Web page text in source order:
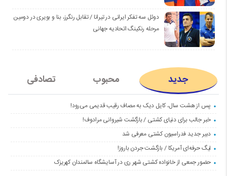
دوئل سه تفکر ایرانی در تیرانا / تقابل رنگرز، بنا و بویری در دومین
مرحله رنکینگ اتحادیه جهانی
جدید محبوب تصادفی
پس از هشت سال، کایل دیک به مصاف رقیب قدیمی می‌رود!
خبر جالب برای دنیای کشتی / بازگشت شیروانی مرادوف!
دبیر جدید فدراسیون کشتی معرفی شد
لیگ حرفه‌ای آمریکا / بازگشت جردن باروز!
حضور جمعی از خانواده کشتی شهر ری در آسایشگاه سالمندان کهریزک